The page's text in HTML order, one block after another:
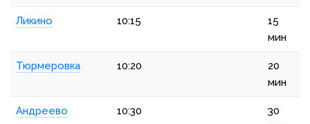
Ликино 10:15
15
мин
Тюрмеровка 10:20
20
мин
Андреево 10:30
30